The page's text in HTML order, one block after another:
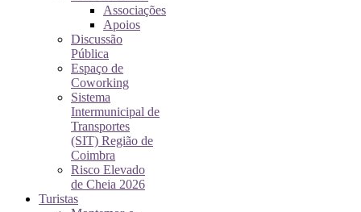
Associações
Apoios
Discussão
Pública
Espaço de
Coworking
Sistema
Intermunicipal de
Transportes
(SIT) Região de
Coimbra
Risco Elevado
de Cheia 2026
Turistas